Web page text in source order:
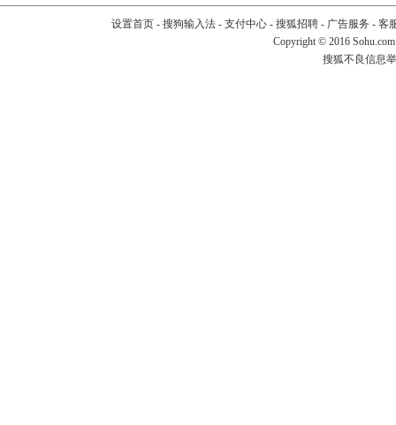
设置首页- 搜狗输入法- 支付中心- 搜狐招聘- 广告服务 - 客
Copyright © 2016
搜狐不良信息